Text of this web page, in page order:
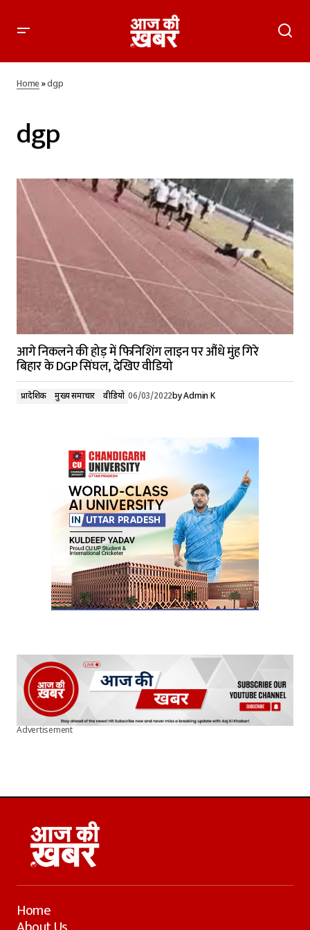
Home»dgp
dgp
आगे निकलने की होड़ में फिनिशिंग लाइन पर औंधे मुंह गिरे
बिहार के DGP सिंघल, देखिए वीडियो
प्रादेशिक मुख्य समाचार वीडियो 06/03/2022byAdmin K
Advertisement
Home